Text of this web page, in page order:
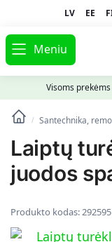
LV EE
Meniu
Visoms
/ Santechnika,
Laiptų
juodos
Produkto kodas:292595